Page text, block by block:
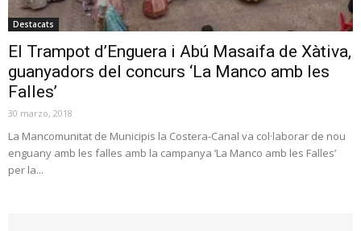
Destacats
El Trampot d’Enguera i Abú Masaifa de Xàtiva,
guanyadors del concurs ‘La Manco amb les
Falles’
30 marzo, 2018
La Mancomunitat de Municipis la Costera-Canal va col·laborar de nou
enguany amb les falles amb la campanya ‘La Manco amb les Falles’
per la...